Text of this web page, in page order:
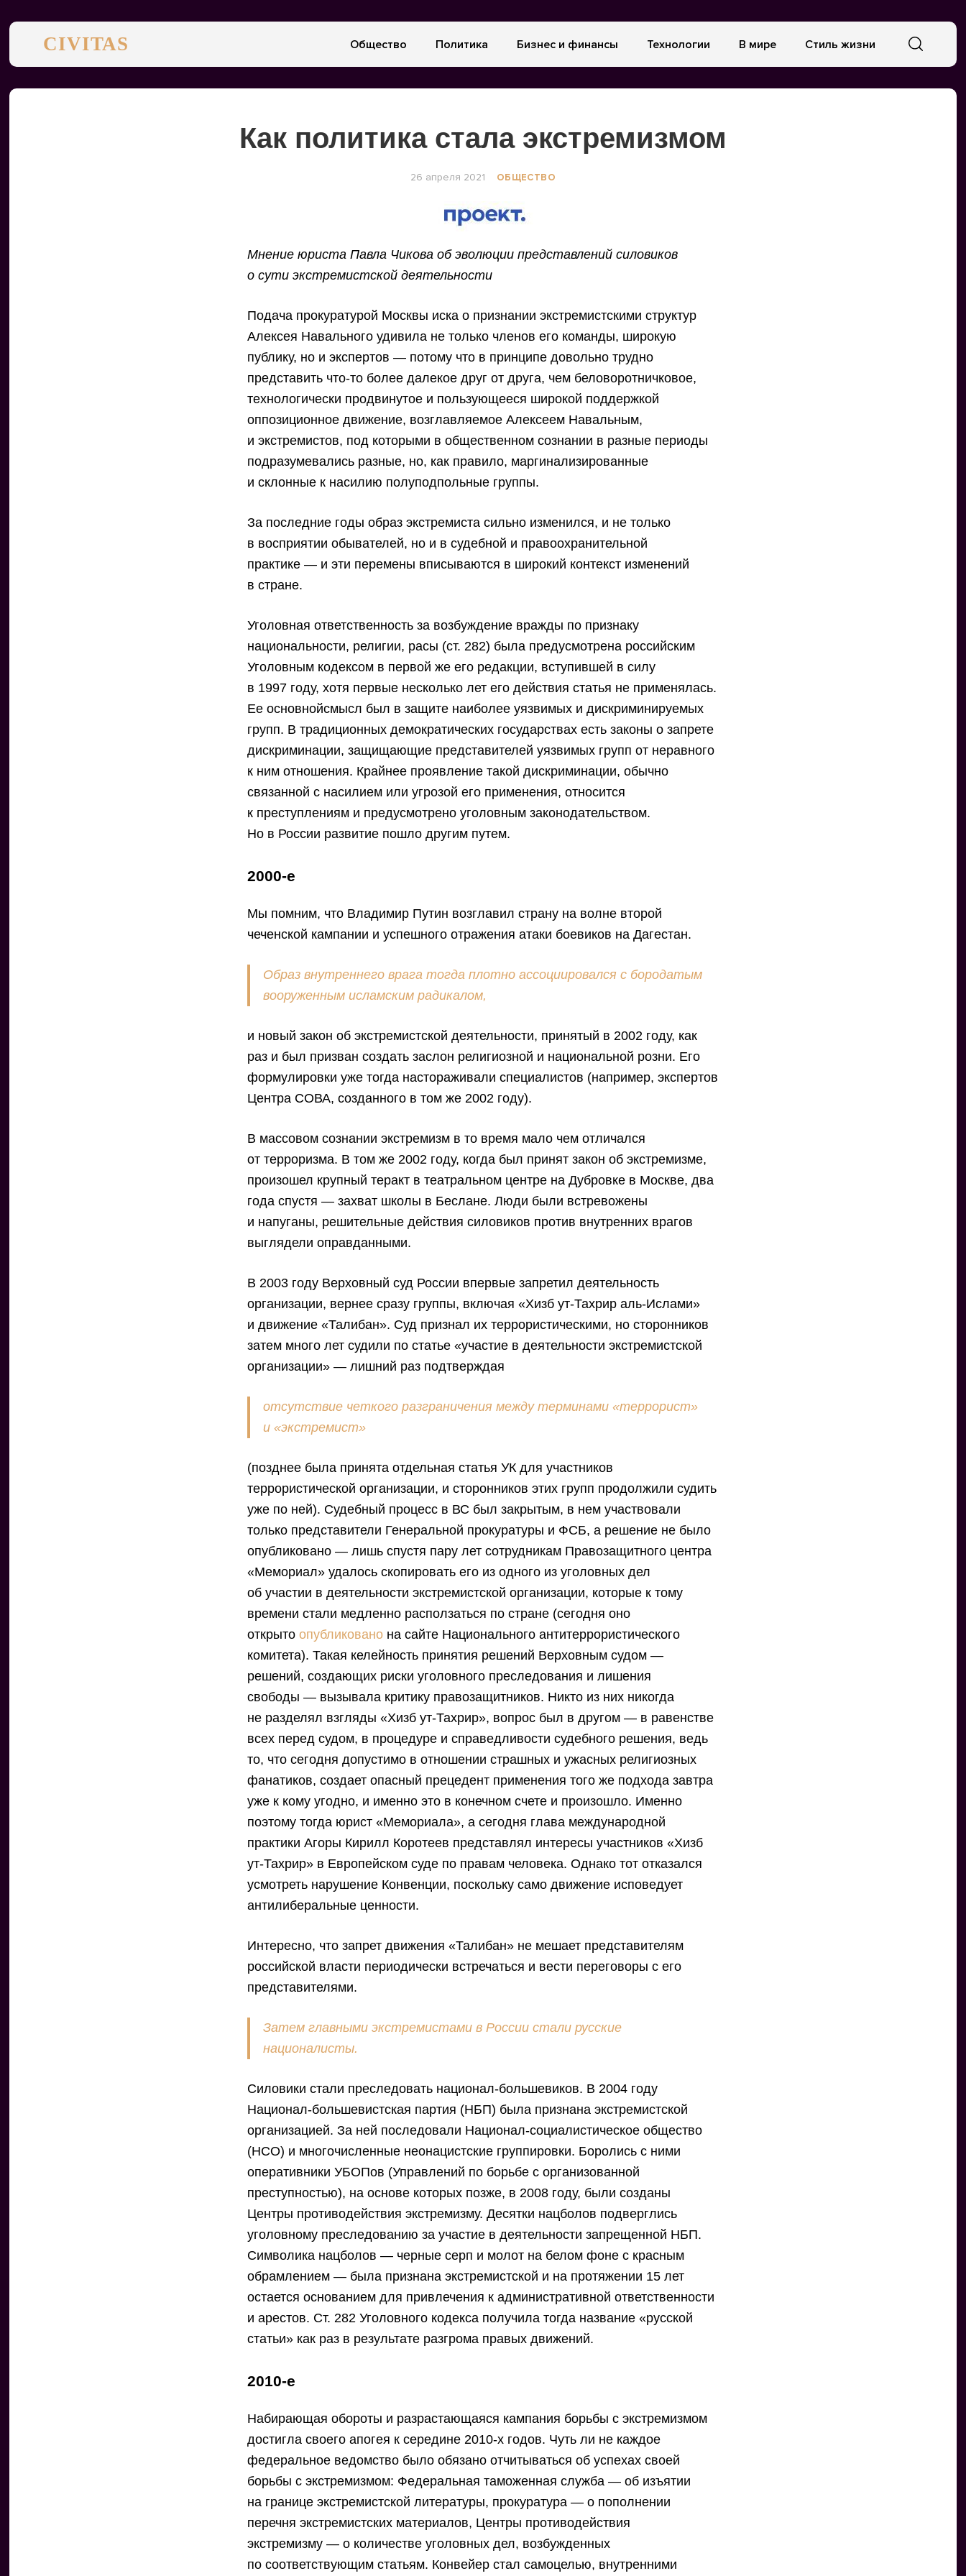
CIVITAS Общество Политика Бизнес и финансы Технологии В мире Стиль жизни
Как политика стала экстремизмом
26 апреля 2021 ОБЩЕСТВО
Мнение юриста Павла Чикова об эволюции представлений силовиков
о сути экстремистской деятельности
Подача прокуратурой Москвы иска о признании экстремистскими структур
Алексея Навального удивила не только членов его команды, широкую
публику, но и экспертов — потому что в принципе довольно трудно
представить что-то более далекое друг от друга, чем беловоротничковое,
технологически продвинутое и пользующееся широкой поддержкой
оппозиционное движение, возглавляемое Алексеем Навальным,
и экстремистов, под которыми в общественном сознании в разные периоды
подразумевались разные, но, как правило, маргинализированные
и склонные к насилию полуподпольные группы.
За последние годы образ экстремиста сильно изменился, и не только
в восприятии обывателей, но и в судебной и правоохранительной
практике — и эти перемены вписываются в широкий контекст изменений
в стране.
Уголовная ответственность за возбуждение вражды по признаку
национальности, религии, расы (ст. 282) была предусмотрена российским
Уголовным кодексом в первой же его редакции, вступившей в силу
в 1997 году, хотя первые несколько лет его действия статья не применялась.
Ее основнойсмысл был в защите наиболее уязвимых и дискриминируемых
групп. В традиционных демократических государствах есть законы о запрете
дискриминации, защищающие представителей уязвимых групп от неравного
к ним отношения. Крайнее проявление такой дискриминации, обычно
связанной с насилием или угрозой его применения, относится
к преступлениям и предусмотрено уголовным законодательством.
Но в России развитие пошло другим путем.
2000-е
Мы помним, что Владимир Путин возглавил страну на волне второй
чеченской кампании и успешного отражения атаки боевиков на Дагестан.
Образ внутреннего врага тогда плотно ассоциировался с бородатым
вооруженным исламским радикалом,
и новый закон об экстремистской деятельности, принятый в 2002 году, как
раз и был призван создать заслон религиозной и национальной розни. Его
формулировки уже тогда настораживали специалистов (например, экспертов
Центра СОВА, созданного в том же 2002 году).
В массовом сознании экстремизм в то время мало чем отличался
от терроризма. В том же 2002 году, когда был принят закон об экстремизме,
произошел крупный теракт в театральном центре на Дубровке в Москве, два
года спустя — захват школы в Беслане. Люди были встревожены
и напуганы, решительные действия силовиков против внутренних врагов
выглядели оправданными.
В 2003 году Верховный суд России впервые запретил деятельность
организации, вернее сразу группы, включая «Хизб ут-Тахрир аль-Ислами»
и движение «Талибан». Суд признал их террористическими, но сторонников
затем много лет судили по статье «участие в деятельности экстремистской
организации» — лишний раз подтверждая
отсутствие четкого разграничения между терминами «террорист»
и «экстремист»
(позднее была принята отдельная статья УК для участников
террористической организации, и сторонников этих групп продолжили судить
уже по ней). Судебный процесс в ВС был закрытым, в нем участвовали
только представители Генеральной прокуратуры и ФСБ, а решение не было
опубликовано — лишь спустя пару лет сотрудникам Правозащитного центра
«Мемориал» удалось скопировать его из одного из уголовных дел
об участии в деятельности экстремистской организации, которые к тому
времени стали медленно расползаться по стране (сегодня оно
открыто опубликовано на сайте Национального антитеррористического
комитета). Такая келейность принятия решений Верховным судом —
решений, создающих риски уголовного преследования и лишения
свободы — вызывала критику правозащитников. Никто из них никогда
не разделял взгляды «Хизб ут-Тахрир», вопрос был в другом — в равенстве
всех перед судом, в процедуре и справедливости судебного решения, ведь
то, что сегодня допустимо в отношении страшных и ужасных религиозных
фанатиков, создает опасный прецедент применения того же подхода завтра
уже к кому угодно, и именно это в конечном счете и произошло. Именно
поэтому тогда юрист «Мемориала», а сегодня глава международной
практики Агоры Кирилл Коротеев представлял интересы участников «Хизб
ут-Тахрир» в Европейском суде по правам человека. Однако тот отказался
усмотреть нарушение Конвенции, поскольку само движение исповедует
антилиберальные ценности.
Интересно, что запрет движения «Талибан» не мешает представителям
российской власти периодически встречаться и вести переговоры с его
представителями.
Затем главными экстремистами в России стали русские
националисты.
Силовики стали преследовать национал-большевиков. В 2004 году
Национал-большевистская партия (НБП) была признана экстремистской
организацией. За ней последовали Национал-социалистическое общество
(НСО) и многочисленные неонацистские группировки. Боролись с ними
оперативники УБОПов (Управлений по борьбе с организованной
преступностью), на основе которых позже, в 2008 году, были созданы
Центры противодействия экстремизму. Десятки нацболов подверглись
уголовному преследованию за участие в деятельности запрещенной НБП.
Символика нацболов — черные серп и молот на белом фоне с красным
обрамлением — была признана экстремистской и на протяжении 15 лет
остается основанием для привлечения к административной ответственности
и арестов. Ст. 282 Уголовного кодекса получила тогда название «русской
статьи» как раз в результате разгрома правых движений.
2010-е
Набирающая обороты и разрастающаяся кампания борьбы с экстремизмом
достигла своего апогея к середине 2010-х годов. Чуть ли не каждое
федеральное ведомство было обязано отчитываться об успехах своей
борьбы с экстремизмом: Федеральная таможенная служба — об изъятии
на границе экстремистской литературы, прокуратура — о пополнении
перечня экстремистских материалов, Центры противодействия
экстремизму — о количестве уголовных дел, возбужденных
по соответствующим статьям. Конвейер стал самоцелью, внутренними